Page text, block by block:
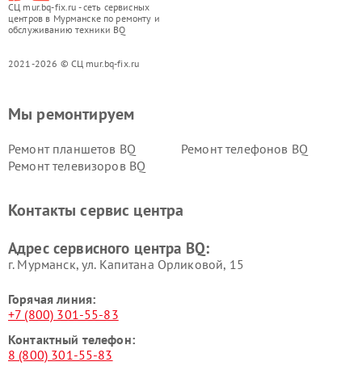
СЦ mur.bq-fix.ru - сеть сервисных
центров в Мурманске по ремонту и
обслуживанию техники BQ
2021-2026 © СЦ mur.bq-fix.ru
Мы ремонтируем
Ремонт планшетов BQ
Ремонт телефонов BQ
Ремонт телевизоров BQ
Контакты сервис центра
Адрес сервисного центра BQ:
г. Мурманск, ул. Капитана Орликовой, 15
Горячая линия:
+7 (800) 301-55-83
Контактный телефон:
8 (800) 301-55-83